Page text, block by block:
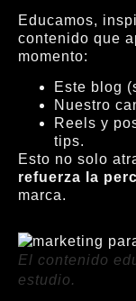
Educamos,
contenido que
momento:
Este blog
Nuestro
Reels y
tips.
Esto no solo
refuerza la
marca.
El contenido
estudio.